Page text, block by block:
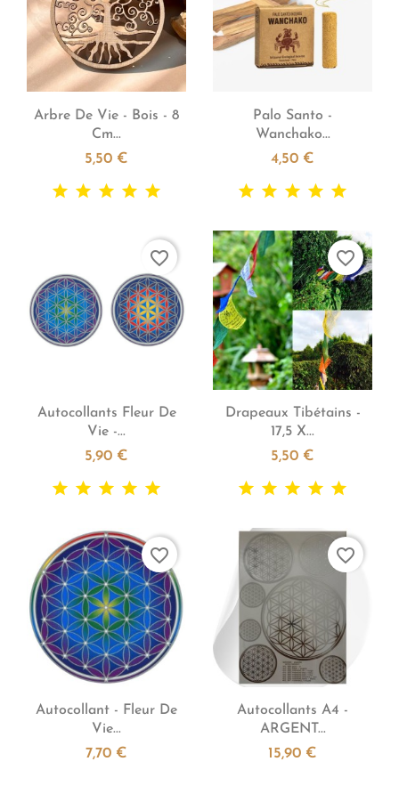
Aperçu rapide
Arbre De Vie - Bois - 8
Cm...
5,50 €
Aperçu rapide
Palo Santo -
Wanchako...
4,50 €
Aperçu rapide
Autocollants Fleur De
Vie -...
5,90 €
favorite_border
Aperçu rapide
Drapeaux Tibétains -
17,5 X...
5,50 €
favorite_border
Aperçu rapide
Autocollant - Fleur De
Vie...
7,70 €
favorite_border
Aperçu rapide
Autocollants A4 -
ARGENT...
15,90 €
favorite_border